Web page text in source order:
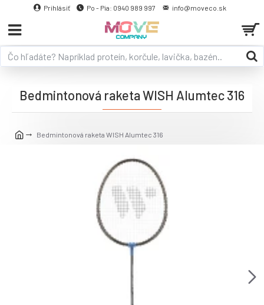
Prihlásiť Po - Pia: 0940 989 997 info@moveco.sk
Bedmintonová raketa WISH Alumtec 316
Bedmintonová raketa WISH Alumtec 316